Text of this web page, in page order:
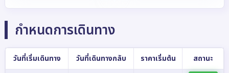
กำหนดการเดินทาง
วันที่เริ่มเดินทาง วันที่เดินทางกลับ ราคาเริ่มต้น สถานะ